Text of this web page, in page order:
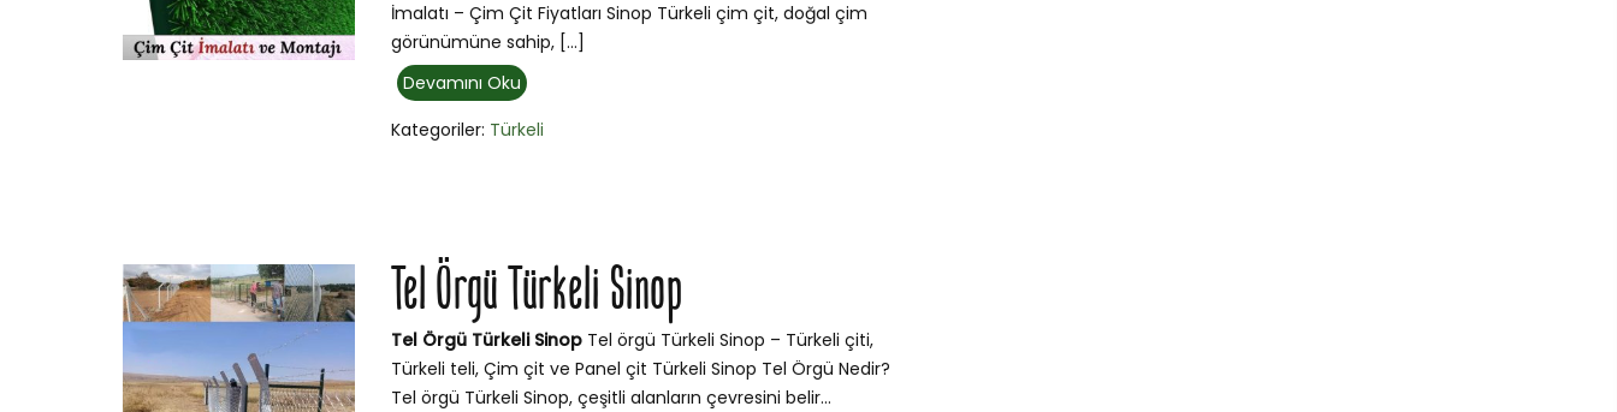
İmalatı – Çim Çit Fiyatları Sinop Türkeli çim çit, doğal çim
görünümüne sahip, […]
Devamını Oku
Kategoriler: Türkeli
Tel Örgü Türkeli Sinop
Tel Örgü Türkeli Sinop Tel örgü Türkeli Sinop – Türkeli çiti,
Türkeli teli, Çim çit ve Panel çit Türkeli Sinop Tel Örgü Nedir?
Tel örgü Türkeli Sinop, çeşitli alanların çevresini belir...